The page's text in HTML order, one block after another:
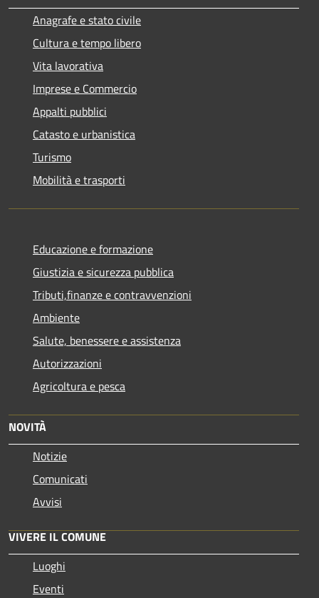
Anagrafe e stato civile
Cultura e tempo libero
Vita lavorativa
Imprese e Commercio
Appalti pubblici
Catasto e urbanistica
Turismo
Mobilità e trasporti
Educazione e formazione
Giustizia e sicurezza pubblica
Tributi,finanze e contravvenzioni
Ambiente
Salute, benessere e assistenza
Autorizzazioni
Agricoltura e pesca
NOVITÀ
Notizie
Comunicati
Avvisi
VIVERE IL COMUNE
Luoghi
Eventi